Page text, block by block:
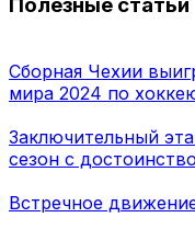
Сборная Чехии
мира 2024 по
Заключительный
сезон с
Встречное